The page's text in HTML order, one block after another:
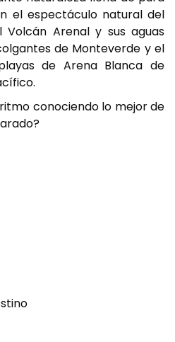
el espectáculo natural del
Arenal y sus aguas
de Monteverde y el
de Arena Blanca de
conociendo lo mejor de